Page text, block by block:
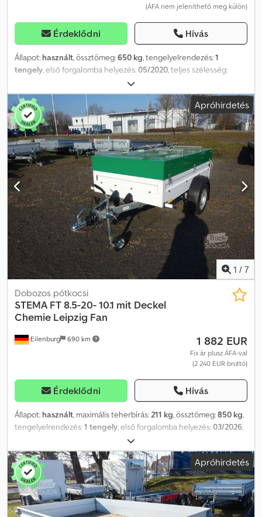
(ÁFA nem jeleníthető meg külön)
Érdeklődni Hívás
Állapot: használt, össztömeg:650 kg, tengelyelrendezés:1
tengely , első forgalomba helyezés:05/2020 , teljes szélesség:
1 920 mm
* Stema Airstream Retro lakókocsi, kézzel készített * Rögzített
ágy * Gázcsatlakozás * Napkollektor * Pótkerék * Előtető Crodpfx
Absyytywoxof * Elektromos rendszer: 12V - 24V * Méretek: 270 cm
(hossz) x 152 cm (szélesség) x 192 cm (magasság) * Ágy méretei:
190 cm (hossz) x 145 cm (szélesség) NYITVATARTÁS Hétfőtől
péntekig 9:00 - 17:00 óráig (előzetes egyeztetés alapján...)
KAPCSOLATI ADATOK Telefon: WhatsApp E-mail: Átszállítási és
vámjelzési táblák (export szám) nálunk kaphatók. A hibák, nyomdai
hibák és az előzetes értékesítés fenntartva. A műszaki adatok és a
felszereltség jellemzői külön ellenőrizendők. A szerződés szerinti
állapot kizárólag az, amelyet a vásárláskor a helyszínen
megvizsgáltak és írásban megerősítettek. Kérjük, egyeztessen
időpontot...
Apróhirdetés
1 / 7
Eilenburg 690 km
Dobozos pótkocsi
STEMA FT 8.5-20- 10.1 mit Deckel
Chemie Leipzig Fan
1 882 EUR
Fix ár plusz ÁFA-val
(2 240 EUR bruttó)
Érdeklődni Hívás
Állapot: használt, maximális teherbírás:211 kg, össztömeg:850 kg,
tengelyelrendezés:1 tengely, első forgalomba helyezés:03/2026,
, rakodótér szélesség:
szélesség:1 495 mm, teljes magasság:1 150 mm, A56
GW26GA01430, Crjdpfx Abeyqdtujxjf Termékinformációk: „STEMA
FT 8.5-20-10.1B” tartalmazza az oldalkereket és a 100 km/h
sebességhez jóváhagyott lengéscsillapítót, igazolással együtt. —
Itt minden a BSG Chemie Leipzig játékos aláírta, ezt utólag UV-álló
lakkal vonták be. * optimális úttartás a stabil futómű és biztonsági
Apróhirdetés